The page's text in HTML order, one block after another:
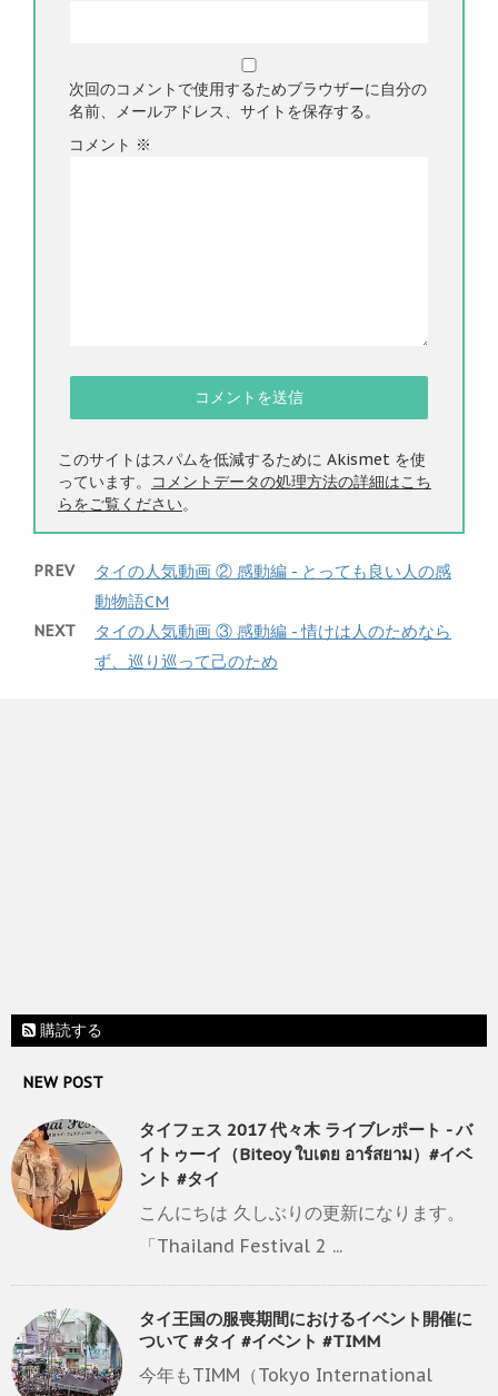
次回のコメントで使用するためブラウザーに自分の
名前、メールアドレス、サイトを保存する。
コメント ※
このサイトはスパムを低減するために Akismet を使
っています。
コメントデータの処理方法の詳細はこち
らをご覧ください。
PREV
タイの人気動画 ② 感動編 - とっても良い人の感
動物語CM
NEXT
タイの人気動画 ③ 感動編 - 情けは人のためなら
ず、巡り巡って己のため
購読する
NEW POST
タイフェス 2017 代々木 ライブレポート - バ
イトゥーイ（Biteoy ใบเตย อาร์สยาม）#イベ
ント #タイ
こんにちは 久しぶりの更新になります。
「Thailand Festival 2 ...
タイ王国の服喪期間におけるイベント開催に
ついて #タイ #イベント #TIMM
今年もTIMM（Tokyo International